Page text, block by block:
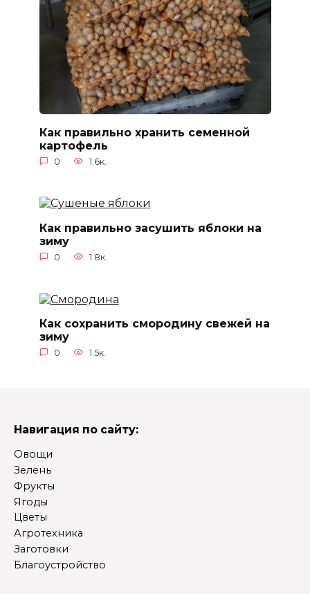
Как правильно хранить семенной
картофель
0 1.6к.
Как правильно засушить яблоки на
зиму
0 1.8к.
Как сохранить смородину свежей на
зиму
0 1.5к.
Навигация по сайту:
Овощи
Зелень
Фрукты
Ягоды
Цветы
Агротехника
Заготовки
Благоустройство